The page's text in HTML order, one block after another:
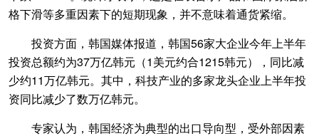
格下滑等多重因素下的短期现象，并不意味着通货紧缩。
投资方面，韩国媒体报道，韩国56家大企业今年上半年
投资总额约为37万亿韩元（1美元约合1215韩元），同比减
少约11万亿韩元。其中，科技产业的多家龙头企业上半年投
资同比减少了数万亿韩元。
专家认为，韩国经济为典型的出口导向型，受外部因素